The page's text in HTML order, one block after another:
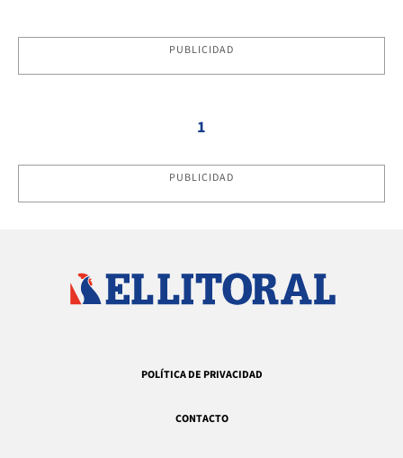
PUBLICIDAD
1
PUBLICIDAD
POLÍTICA DE PRIVACIDAD
CONTACTO